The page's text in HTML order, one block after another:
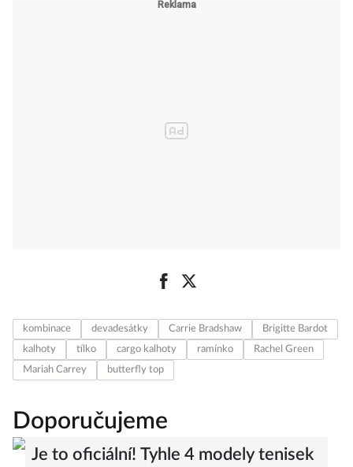
kombinace devadesátky Carrie Bradshaw
Brigitte Bardot
kalhoty
tílko cargo kalhoty ramínko
Rachel Green
Mariah Carrey
butterfly top
Doporučujeme
Je to oficiální! Tyhle 4 modely tenisek